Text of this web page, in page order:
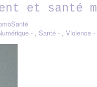
et santé
, Santé , Violence